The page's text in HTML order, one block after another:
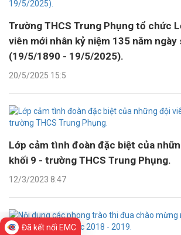
Trường THCS Trung Phụng tổ chức
viên mới nhân kỷ niệm 135 năm ngày
(19/5/1890 - 19/5/2025).
20/5/2025 15:5
Lớp cảm tình đoàn đặc biệt của
khối 9 - trường THCS Trung Phụng.
12/3/2023 8:47
Đã kết nối EMC